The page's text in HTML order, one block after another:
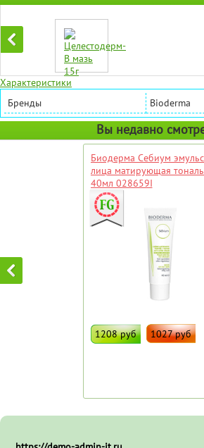
Характеристики
Бренды
Bioderma
Вы недавно
Биодерма Себиум
лица матирующая
40мл 028659I
1208 руб 1027 руб